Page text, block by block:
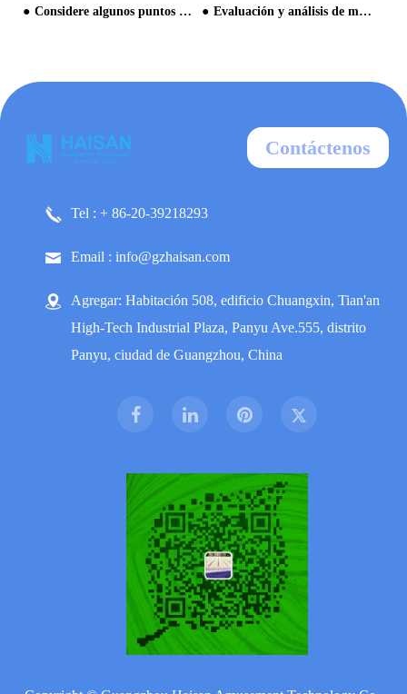
Considere algunos puntos de seguridad cuando visite el parque acuático Evaluación y análisis de mercado del parque acuático
Contáctenos
Tel : + 86-20-39218293
Email : info@gzhaisan.com
Agregar: Habitación 508, edificio Chuangxin, Tian'an
High-Tech Industrial Plaza, Panyu Ave.555, distrito
Panyu, ciudad de Guangzhou, China